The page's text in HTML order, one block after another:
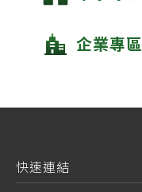
企業專區
快速連結